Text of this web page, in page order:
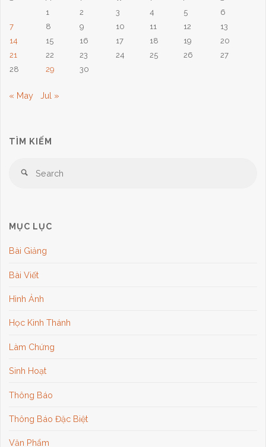
1
2 3 4 5
6
7
8 9 10 11 12
13
14
15 16 17 18 19
20
21
22 23 24 25 26
27
28
29 30
« May Jul »
TÌM KIẾM
Search
MỤC LỤC
Bài Giảng
Bài Viết
Hình Ảnh
Học Kinh Thánh
Làm Chứng
Sinh Hoạt
Thông Báo
Thông Báo Đặc Biệt
Văn Phẩm